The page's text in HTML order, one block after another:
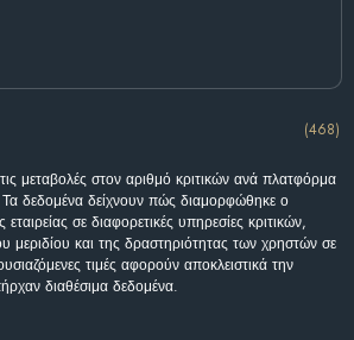
(468)
μεταβολές στον αριθμό κριτικών ανά πλατφόρμα
Τα δεδομένα δείχνουν πώς διαμορφώθηκε ο
σε διαφορετικές υπηρεσίες κριτικών,
μεριδίου και της δραστηριότητας των χρηστών σε
τιμές αφορούν αποκλειστικά την
διαθέσιμα δεδομένα.